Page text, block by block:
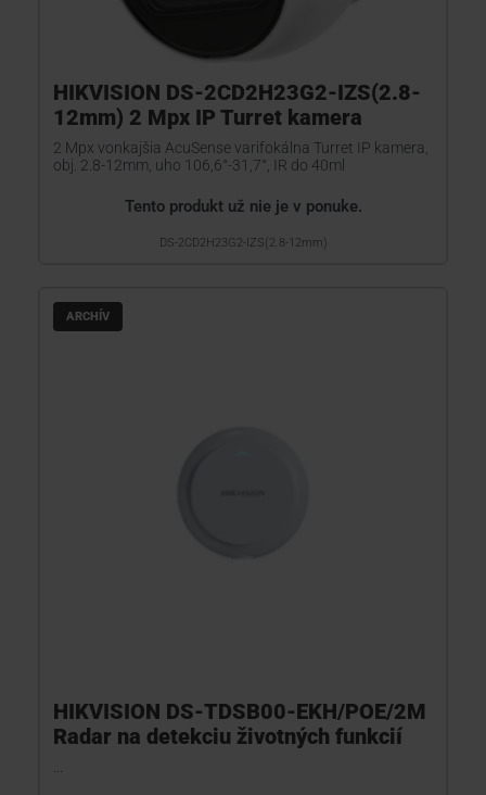
HIKVISION DS-2CD2H23G2-IZS(2.8-
12mm) 2 Mpx IP Turret kamera
2 Mpx vonkajšia AcuSense varifokálna Turret IP kamera,
obj. 2.8-12mm, uho 106,6°-31,7°, IR do 40ml
Tento produkt už nie je v ponuke.
DS-2CD2H23G2-IZS(2.8-12mm)
ARCHÍV
HIKVISION DS-TDSB00-EKH/POE/2M
Radar na detekciu životných funkcií